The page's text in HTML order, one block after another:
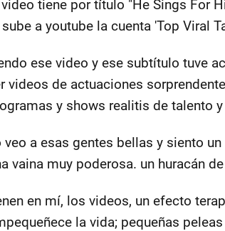
tiene por título "He Sings For
a youtube la cuenta 'Top Viral
ese video y ese subtítulo tuve
videos de actuaciones
y shows realitis de talento
veo a esas gentes bellas y siento
vaina muy poderosa. un huracán
en mí, los videos, un efecto
la vida; pequeñas